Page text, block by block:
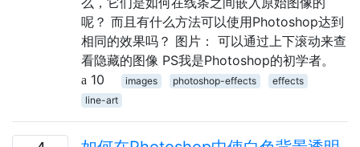
呢？ 而且有什么方法可以使用Photoshop达到
相同的效果吗？ 图片： 可以通过上下滚动来查
看隐藏的图像 PS我是Photoshop的初学者。
10
images photoshop-effects
effects
line-art